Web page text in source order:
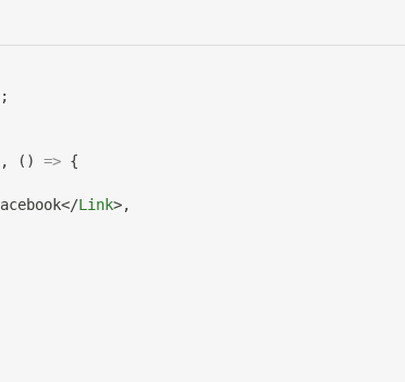
;
, ( ) => {
</Link>,